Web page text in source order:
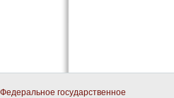
Федеральное государственное